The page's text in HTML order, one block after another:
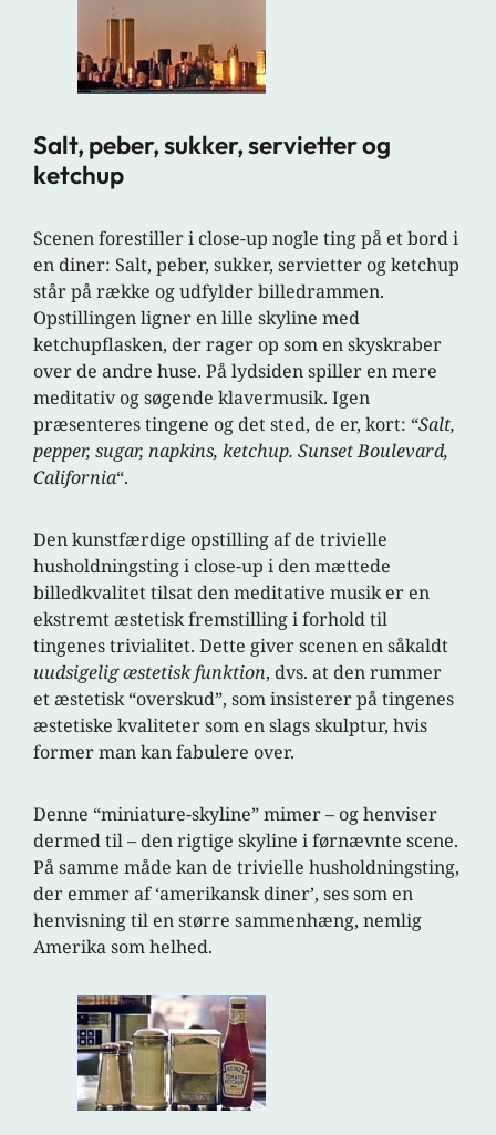
Salt, peber, sukker, servietter og
ketchup
Scenen forestiller i close-up nogle ting på et bord i
en diner: Salt, peber, sukker, servietter og ketchup
står på række og udfylder billedrammen.
Opstillingen ligner en lille skyline med
ketchupflasken, der rager op som en skyskraber
over de andre huse. På lydsiden spiller en mere
meditativ og søgende klavermusik. Igen
præsenteres tingene og det sted, de er, kort: “Salt,
pepper, sugar, napkins, ketchup. Sunset Boulevard,
California“.
Den kunstfærdige opstilling af de trivielle
husholdningsting i close-up i den mættede
billedkvalitet tilsat den meditative musik er en
ekstremt æstetisk fremstilling i forhold til
tingenes trivialitet. Dette giver scenen en såkaldt
uudsigelig æstetisk funktion, dvs. at den rummer
et æstetisk “overskud”, som insisterer på tingenes
æstetiske kvaliteter som en slags skulptur, hvis
former man kan fabulere over.
Denne “miniature-skyline” mimer – og henviser
dermed til – den rigtige skyline i førnævnte scene.
På samme måde kan de trivielle husholdningsting,
der emmer af ‘amerikansk diner’, ses som en
henvisning til en større sammenhæng, nemlig
Amerika som helhed.